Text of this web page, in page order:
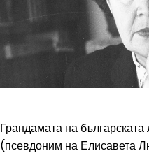
Грандамата на
(псевдоним на Елисавета